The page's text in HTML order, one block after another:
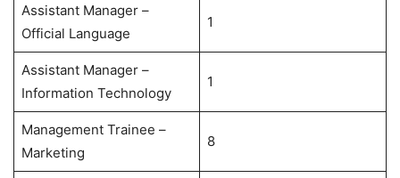
Assistant Manager –
Official Language
1
Assistant Manager –
Information Technology
1
Management Trainee –
Marketing
8